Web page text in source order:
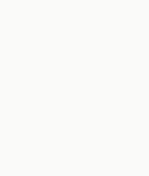
две его новеллы…
собой, но две его
золотой фонд
всего, конечно,
ярчайших
напечатанное впервые
в «Технике
из журналов, где
прибежище. И